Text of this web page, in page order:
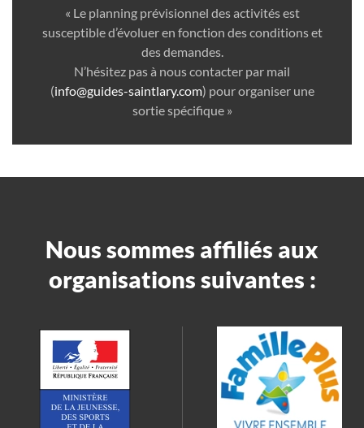
« Le planning prévisionnel des activités est
susceptible d’évoluer en fonction des conditions et
des demandes.
N’hésitez pas à nous contacter par mail
(info@guides-saintlary.com) pour organiser une
sortie spécifique »
Nous sommes affiliés aux
organisations suivantes :